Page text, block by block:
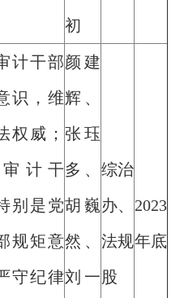
初
计干部
识，维
权威；
计干
别是党
规矩意
守纪律
颜建
辉、
张珏
多、
胡巍
然、
刘一
综治
办、
法规
股
2023
年底